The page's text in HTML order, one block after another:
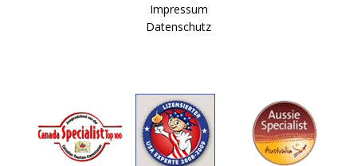
Impressum
Datenschutz